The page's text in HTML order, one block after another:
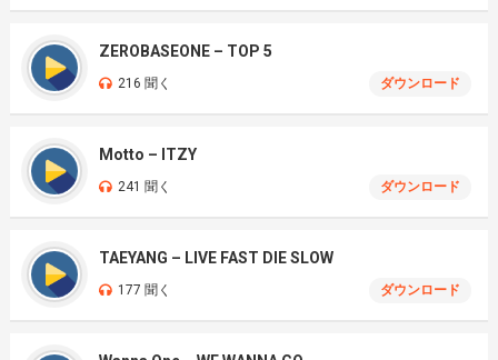
ZEROBASEONE – TOP 5
216 聞く ダウンロード
Motto – ITZY
241 聞く ダウンロード
TAEYANG – LIVE FAST DIE SLOW
177 聞く ダウンロード